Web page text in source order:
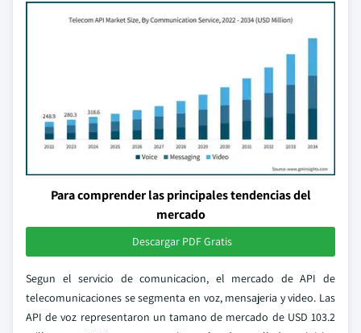
Para comprender las principales tendencias del
mercado
Descargar PDF Gratis
Segun el servicio de comunicacion, el mercado de API de
telecomunicaciones se segmenta en voz, mensajeria y video. Las
API de voz representaron un tamano de mercado de USD 103.2